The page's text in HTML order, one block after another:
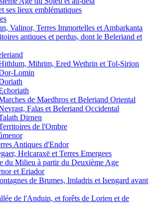
ses lieux emblématiques
Valinor, Terres Immortelles et Ambarkanta
antiques et perdus, dont le Beleriand et
Mihrim, Ered Wethrin et Tol-Sirion
Lomin
de Maedhros et Beleriand Oriental
Falas et Beleriand Occidental
Dirnen
de l'Ombre
Antiques d'Endor
Helcaraxë et Terres Emergees
du Milieu à partir du Deuxième Age
et Eriador
de Brumes, Imladris et Isengard avant
de l'Anduin, et forêts de Lorien et de